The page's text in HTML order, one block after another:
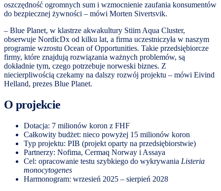
oszczędność ogromnych sum i wzmocnienie zaufania konsumentów
do bezpiecznej żywności – mówi Morten Sivertsvik.
– Blue Planet, w klastrze akwakultury Stiim Aqua Cluster,
obserwuje NordicDx od kilku lat, a firma uczestniczyła w naszym
programie wzrostu Ocean of Opportunities. Takie przedsiębiorcze
firmy, które znajdują rozwiązania ważnych problemów, są
dokładnie tym, czego potrzebuje norweski biznes. Z
niecierpliwością czekamy na dalszy rozwój projektu – mówi Eivind
Helland, prezes Blue Planet.
O projekcie
Dotacja: 7 milionów koron z FHF
Całkowity budżet: nieco powyżej 15 milionów koron
Typ projektu: PIB (projekt oparty na przedsiębiorstwie)
Partnerzy: Nofima, Cermaq Norway i Assaya
Cel: opracowanie testu szybkiego do wykrywania Listeria
monocytogenes
Harmonogram: wrzesień 2025 – sierpień 2028